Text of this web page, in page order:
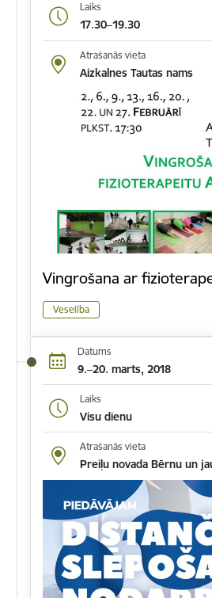
Laiks
17.30–19.30
Atrašanās vieta
Aizkalnes Tautas nams
Vingrošana ar
Veselība
Datums
9.–20. marts, 2018
Laiks
Visu dienu
Atrašanās vieta
Preiļu novada Bērnu un